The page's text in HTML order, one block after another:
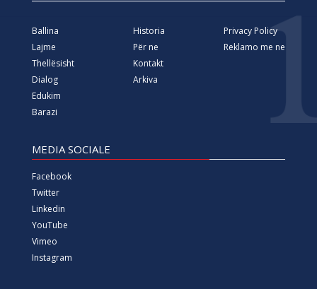
Ballina
Lajme
Thellësisht
Dialog
Edukim
Barazi
Historia
Për ne
Kontakt
Arkiva
Privacy Policy
Reklamo me ne
MEDIA SOCIALE
Facebook
Twitter
Linkedin
YouTube
Vimeo
Instagram